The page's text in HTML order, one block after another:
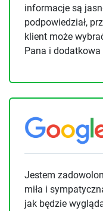
informacje są
podpowiedział,
klient może
Pana i dodatkowa
Jestem
miła i
jak będzie